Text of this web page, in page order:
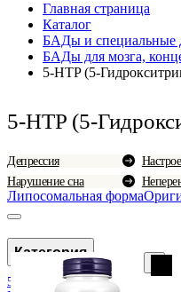
Главная страница
Каталог
БАДы и специальные
БАДы для мозга,
5-HTP (5-
5-HTP (5-
Депрессия
Нарушение сна
Липосомальная форма
Категория
5-HTP